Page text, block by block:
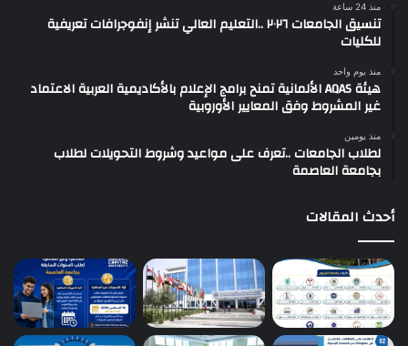
منذ 24 ساعة
تنسيق الجامعات ٢٠٢٦ ..التعليم العالي تنشر إنفوجرافات تعريفية
للكليات
منذ يوم واحد
هيئة AQAS الألمانية تمنح برامج الإعلام بالأكاديمية العربية الاعتماد
غير المشروط وفق المعايير الأوروبية
منذ يومين
لطلاب الجامعات ..تعرف على مواعيد وشروط التحويلات لطلاب
بجامعة العاصمة
أحدث المقالات